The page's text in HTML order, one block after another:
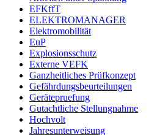
EFKffT
ELEKTROMANAGER
Elektromobilität
EuP
Explosionsschutz
Externe VEFK
Ganzheitliches Prüfkonzept
Gefährdungsbeurteilungen
Gerätepruefung
Gutachtliche Stellungnahme
Hochvolt
Jahresunterweisung